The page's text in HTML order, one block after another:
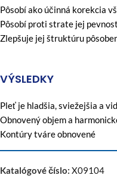
Pôsobí ako účinná korekcia
Pôsobí proti strate jej
Zlepšuje jej štruktúru
VÝSLEDKY
Pleť je hladšia, sviežejšia a
Obnovený objem a
Kontúry tváre obnovené
Katalógové číslo: X09104